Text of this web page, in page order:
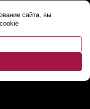
сайта, вы
важное